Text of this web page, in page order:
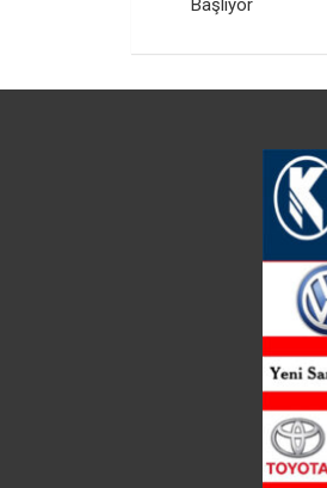
Başlıyor